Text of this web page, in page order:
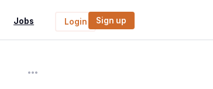
Jobs Login Sign up